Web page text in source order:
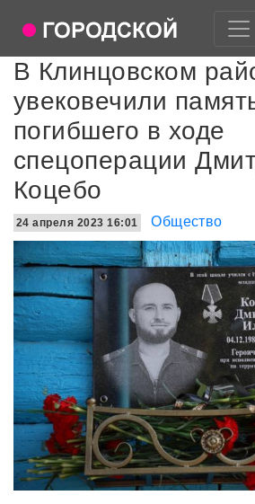
В Клинцовском
увековечили
погибшего в ходе
спецоперации
Коцебо
24 апреля 2023 16:01 Общество